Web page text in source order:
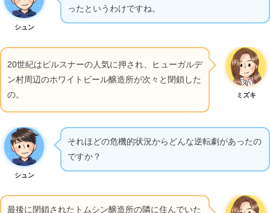
シュン
ったというわけですね。
20世紀はピルスナーの人気に押され、ヒューガルデ
ン村周辺のホワイトビール醸造所が次々と閉鎖した
の。
ミズキ
シュン
それほどの危機的状況からどんな逆転劇があったの
ですか？
最後に閉鎖されたトムシン醸造所の隣に住んでいた